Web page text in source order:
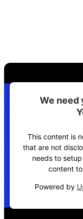
We need
This content is
that are not
needs to
content
Powered by